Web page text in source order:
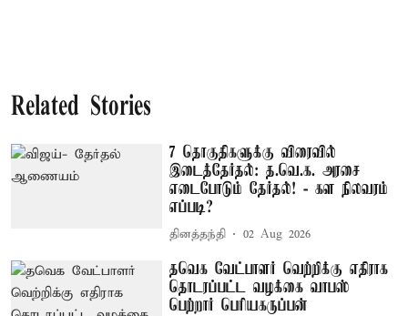
Related Stories
7 தொகுதிகளுக்கு விரைவில்
இடைத்தேர்தல்: த.வெ.க. அரசை
எடைபோடும் தேர்தல்! - கள நிலவரம்
எப்படி?
தினத்தந்தி 02 Aug 2026
தவெக வேட்பாளர் வெற்றிக்கு எதிராக
தொடரப்பட்ட வழக்கை வாபஸ்
பெற்றார் பெரியகருப்பன்